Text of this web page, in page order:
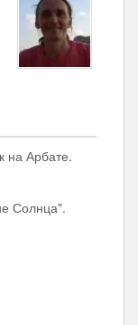
на Арбате.
Солнца".